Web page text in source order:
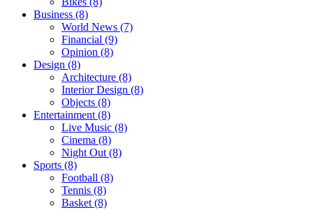
Business (8)
World News (7)
Financial (9)
Opinion (8)
Design (8)
Architecture (8)
Interior Design (8)
Objects (8)
Entertainment (8)
Live Music (8)
Cinema (8)
Night Out (8)
Sports (8)
Football (8)
Tennis (8)
Basket (8)